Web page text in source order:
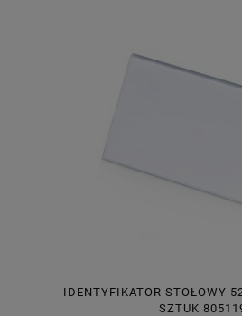
IDENTYFIKATOR STOŁOWY
SZTUK